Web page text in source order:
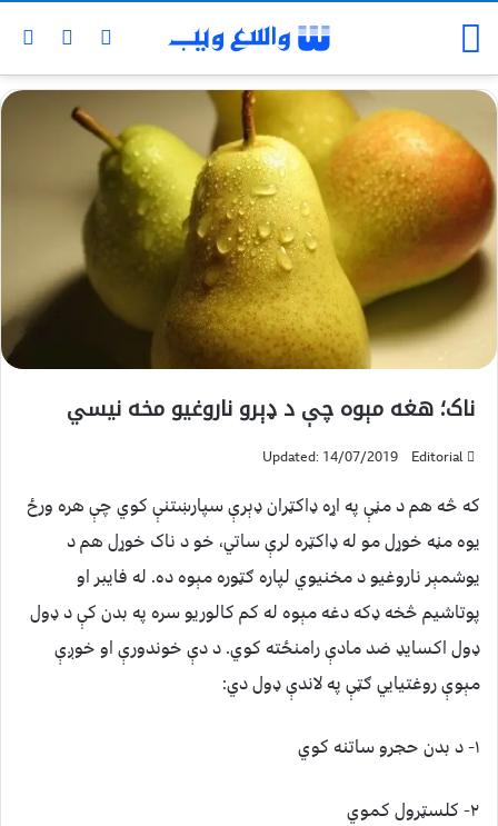
ناک؛ هغه مېوه چې د ډېرو ناروغیو مخه نیسي
Editorial
Updated: 14/07/2019
که څه هم د مڼې په اړه ډاکټران ډېرې سپارښتنې کوي چې هره ورځ
یوه مڼه خوړل مو له ډاکټره لرې ساتي، خو د ناک خوړل هم د
یوشمېر ناروغیو د مخنیوي لپاره ګټوره مېوه ده. له فایبر او
پوتاشیم څخه ډکه دغه مېوه له کم کالوریو سره په بدن کې د ډول
ډول اکسایډ ضد مادې رامنځته کوي. د دې خوندورې او خوږې
مېوې روغتیایي ګټې په لاندې ډول دي:
۱- د بدن حجرو ساتنه کوي
۲- کلسټرول کموي